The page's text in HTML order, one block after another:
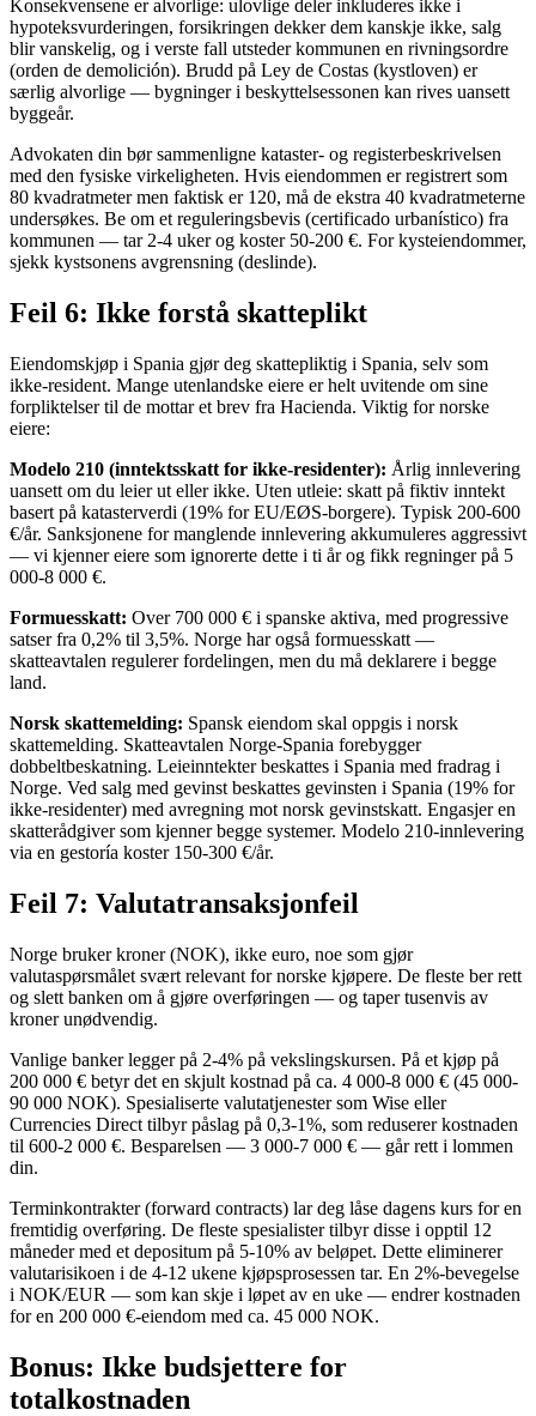
Konsekvensene er alvorlige: ulovlige deler inkluderes ikke i
hypoteksvurderingen, forsikringen dekker dem kanskje ikke, salg
blir vanskelig, og i verste fall utsteder kommunen en rivningsordre
(orden de demolición). Brudd på Ley de Costas (kystloven) er
særlig alvorlige — bygninger i beskyttelsessonen kan rives uansett
byggeår.
Advokaten din bør sammenligne kataster- og registerbeskrivelsen
med den fysiske virkeligheten. Hvis eiendommen er registrert som
80 kvadratmeter men faktisk er 120, må de ekstra 40 kvadratmeterne
undersøkes. Be om et reguleringsbevis (certificado urbanístico) fra
kommunen — tar 2-4 uker og koster 50-200 €. For kysteiendommer,
sjekk kystsonens avgrensning (deslinde).
Feil 6: Ikke forstå skatteplikt
Eiendomskjøp i Spania gjør deg skattepliktig i Spania, selv som
ikke-resident. Mange utenlandske eiere er helt uvitende om sine
forpliktelser til de mottar et brev fra Hacienda. Viktig for norske
eiere:
Modelo 210 (inntektsskatt for ikke-residenter): Årlig innlevering
uansett om du leier ut eller ikke. Uten utleie: skatt på fiktiv inntekt
basert på katasterverdi (19% for EU/EØS-borgere). Typisk 200-600
€/år. Sanksjonene for manglende innlevering akkumuleres aggressivt
— vi kjenner eiere som ignorerte dette i ti år og fikk regninger på 5
000-8 000 €.
Formuesskatt: Over 700 000 € i spanske aktiva, med progressive
satser fra 0,2% til 3,5%. Norge har også formuesskatt —
skatteavtalen regulerer fordelingen, men du må deklarere i begge
land.
Norsk skattemelding: Spansk eiendom skal oppgis i norsk
skattemelding. Skatteavtalen Norge-Spania forebygger
dobbeltbeskatning. Leieinntekter beskattes i Spania med fradrag i
Norge. Ved salg med gevinst beskattes gevinsten i Spania (19% for
ikke-residenter) med avregning mot norsk gevinstskatt. Engasjer en
skatterådgiver som kjenner begge systemer. Modelo 210-innlevering
via en gestoría koster 150-300 €/år.
Feil 7: Valutatransaksjonfeil
Norge bruker kroner (NOK), ikke euro, noe som gjør
valutaspørsmålet svært relevant for norske kjøpere. De fleste ber rett
og slett banken om å gjøre overføringen — og taper tusenvis av
kroner unødvendig.
Vanlige banker legger på 2-4% på vekslingskursen. På et kjøp på
200 000 € betyr det en skjult kostnad på ca. 4 000-8 000 € (45 000-
90 000 NOK). Spesialiserte valutatjenester som Wise eller
Currencies Direct tilbyr påslag på 0,3-1%, som reduserer kostnaden
til 600-2 000 €. Besparelsen — 3 000-7 000 € — går rett i lommen
din.
Terminkontrakter (forward contracts) lar deg låse dagens kurs for en
fremtidig overføring. De fleste spesialister tilbyr disse i opptil 12
måneder med et depositum på 5-10% av beløpet. Dette eliminerer
valutarisikoen i de 4-12 ukene kjøpsprosessen tar. En 2%-bevegelse
i NOK/EUR — som kan skje i løpet av en uke — endrer kostnaden
for en 200 000 €-eiendom med ca. 45 000 NOK.
Bonus: Ikke budsjettere for
totalkostnaden